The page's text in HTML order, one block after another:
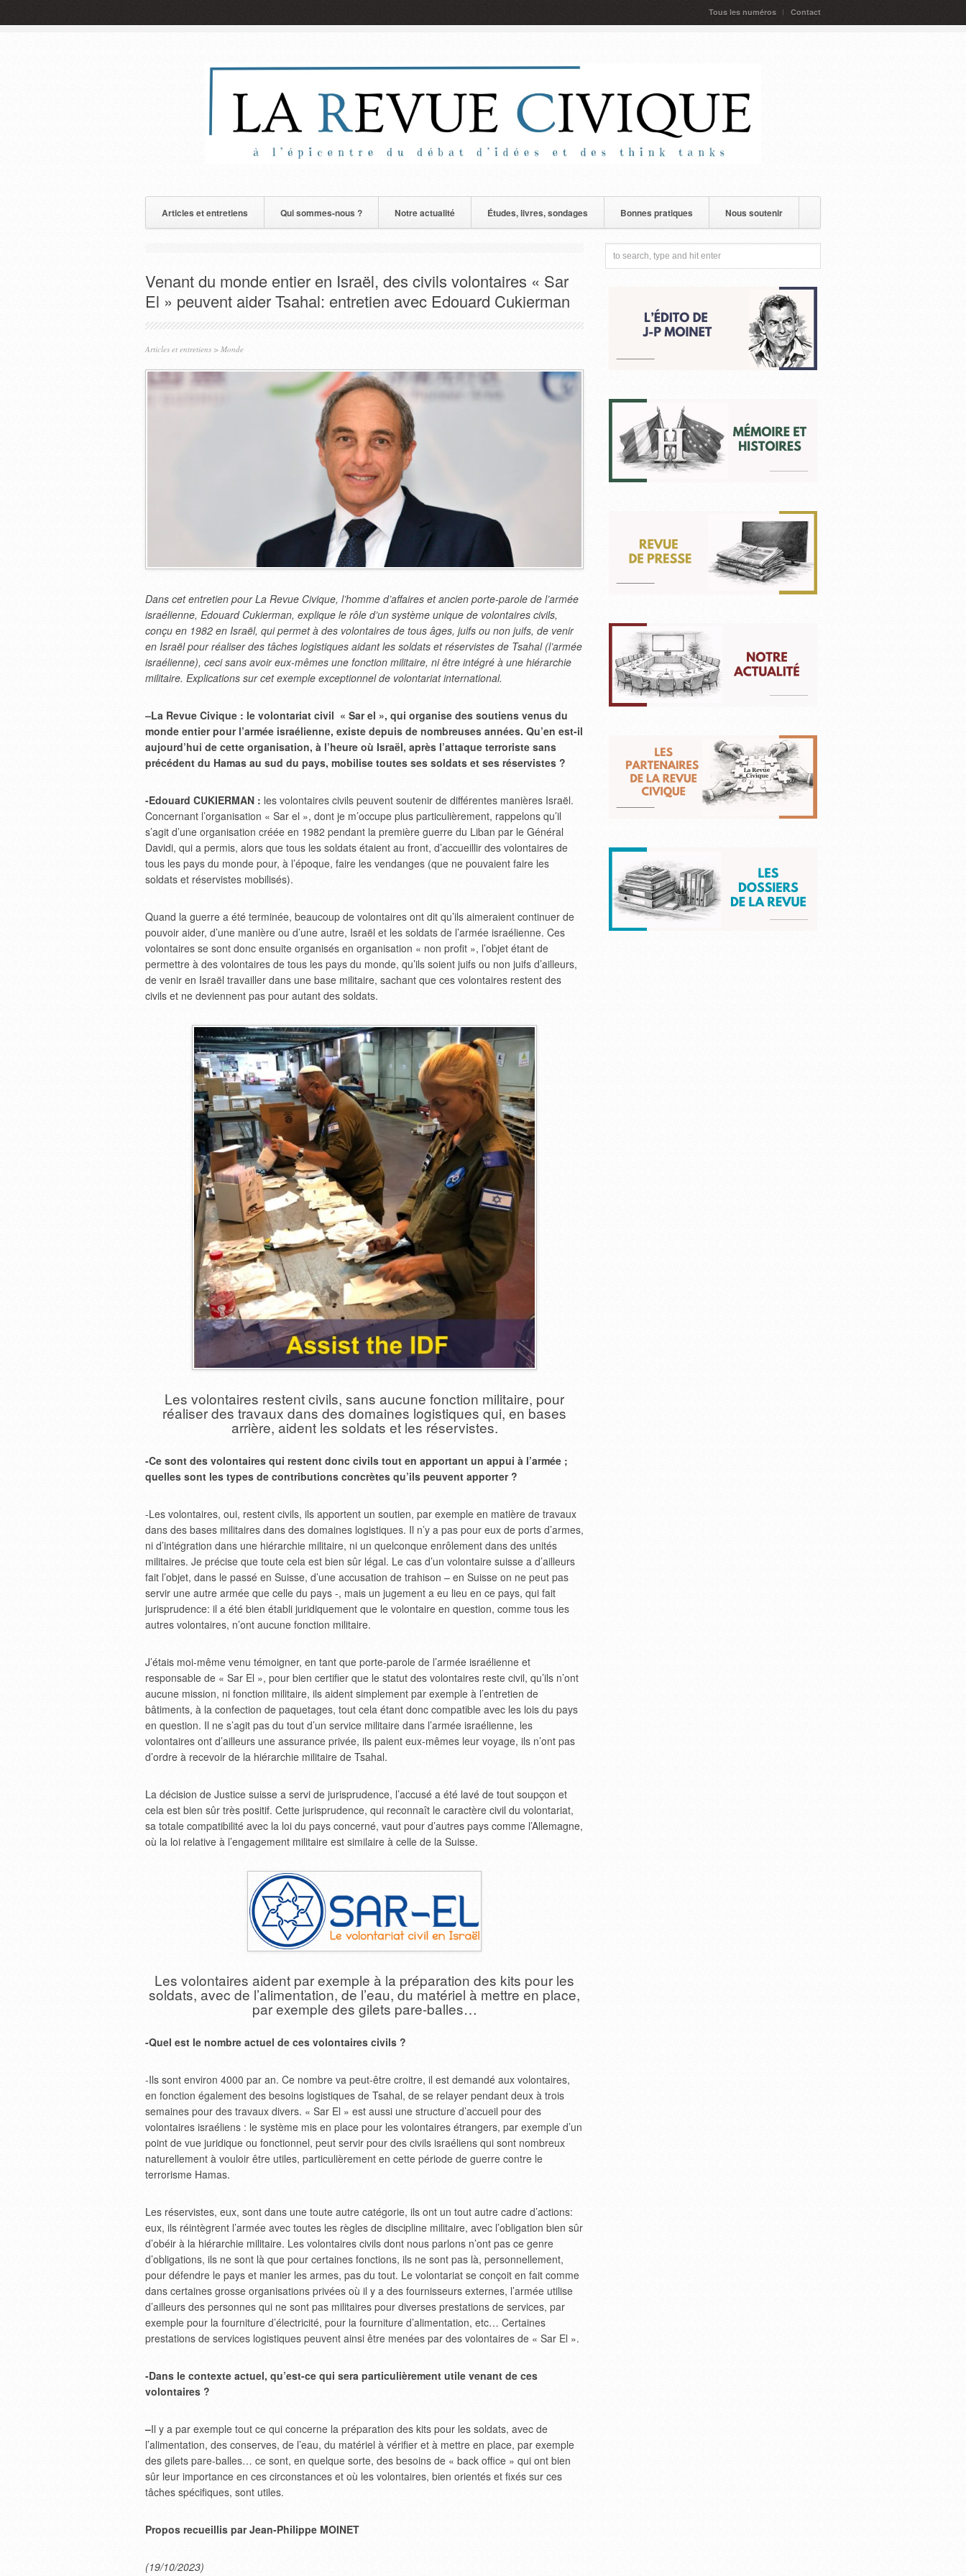
Tous les numéros Contact
Articles et entretiens Qui sommes-nous ? Notre actualité Études, livres, sondages Bonnes pratiques Nous soutenir
Venant du monde entier en Israël, des civils volontaires « Sar
El » peuvent aider Tsahal: entretien avec Edouard Cukierman
Articles et entretiens > Monde
Dans cet entretien pour La Revue Civique, l’homme d’affaires et ancien porte-parole de l’armée
israélienne, Edouard Cukierman, explique le rôle d’un système unique de volontaires civils,
conçu en 1982 en Israël, qui permet à des volontaires de tous âges, juifs ou non juifs, de venir
en Israël pour réaliser des tâches logistiques aidant les soldats et réservistes de Tsahal (l’armée
israélienne), ceci sans avoir eux-mêmes une fonction militaire, ni être intégré à une hiérarchie
militaire. Explications sur cet exemple exceptionnel de volontariat international.
–La Revue Civique : le volontariat civil « Sar el », qui organise des soutiens venus du
monde entier pour l’armée israélienne, existe depuis de nombreuses années. Qu’en est-il
aujourd’hui de cette organisation, à l’heure où Israël, après l’attaque terroriste sans
précédent du Hamas au sud du pays, mobilise toutes ses soldats et ses réservistes ?
-Edouard CUKIERMAN : les volontaires civils peuvent soutenir de différentes manières Israël.
Concernant l’organisation « Sar el », dont je m’occupe plus particulièrement, rappelons qu’il
s’agit d’une organisation créée en 1982 pendant la première guerre du Liban par le Général
Davidi, qui a permis, alors que tous les soldats étaient au front, d’accueillir des volontaires de
tous les pays du monde pour, à l’époque, faire les vendanges (que ne pouvaient faire les
soldats et réservistes mobilisés).
Quand la guerre a été terminée, beaucoup de volontaires ont dit qu’ils aimeraient continuer de
pouvoir aider, d’une manière ou d’une autre, Israël et les soldats de l’armée israélienne. Ces
volontaires se sont donc ensuite organisés en organisation « non profit », l’objet étant de
permettre à des volontaires de tous les pays du monde, qu’ils soient juifs ou non juifs d’ailleurs,
de venir en Israël travailler dans une base militaire, sachant que ces volontaires restent des
civils et ne deviennent pas pour autant des soldats.
Les volontaires restent civils, sans aucune fonction militaire, pour
réaliser des travaux dans des domaines logistiques qui, en bases
arrière, aident les soldats et les réservistes.
-Ce sont des volontaires qui restent donc civils tout en apportant un appui à l’armée ;
quelles sont les types de contributions concrètes qu’ils peuvent apporter ?
-Les volontaires, oui, restent civils, ils apportent un soutien, par exemple en matière de travaux
dans des bases militaires dans des domaines logistiques. Il n’y a pas pour eux de ports d’armes,
ni d’intégration dans une hiérarchie militaire, ni un quelconque enrôlement dans des unités
militaires. Je précise que toute cela est bien sûr légal. Le cas d’un volontaire suisse a d’ailleurs
fait l’objet, dans le passé en Suisse, d’une accusation de trahison – en Suisse on ne peut pas
servir une autre armée que celle du pays -, mais un jugement a eu lieu en ce pays, qui fait
jurisprudence: il a été bien établi juridiquement que le volontaire en question, comme tous les
autres volontaires, n’ont aucune fonction militaire.
J’étais moi-même venu témoigner, en tant que porte-parole de l’armée israélienne et
responsable de « Sar El », pour bien certifier que le statut des volontaires reste civil, qu’ils n’ont
aucune mission, ni fonction militaire, ils aident simplement par exemple à l’entretien de
bâtiments, à la confection de paquetages, tout cela étant donc compatible avec les lois du pays
en question. Il ne s’agit pas du tout d’un service militaire dans l’armée israélienne, les
volontaires ont d’ailleurs une assurance privée, ils paient eux-mêmes leur voyage, ils n’ont pas
d’ordre à recevoir de la hiérarchie militaire de Tsahal.
La décision de Justice suisse a servi de jurisprudence, l’accusé a été lavé de tout soupçon et
cela est bien sûr très positif. Cette jurisprudence, qui reconnaît le caractère civil du volontariat,
sa totale compatibilité avec la loi du pays concerné, vaut pour d’autres pays comme l’Allemagne,
où la loi relative à l’engagement militaire est similaire à celle de la Suisse.
Les volontaires aident par exemple à la préparation des kits pour les
soldats, avec de l’alimentation, de l’eau, du matériel à mettre en place,
par exemple des gilets pare-balles…
-Quel est le nombre actuel de ces volontaires civils ?
-Ils sont environ 4000 par an. Ce nombre va peut-être croitre, il est demandé aux volontaires,
en fonction également des besoins logistiques de Tsahal, de se relayer pendant deux à trois
semaines pour des travaux divers. « Sar El » est aussi une structure d’accueil pour des
volontaires israéliens : le système mis en place pour les volontaires étrangers, par exemple d’un
point de vue juridique ou fonctionnel, peut servir pour des civils israéliens qui sont nombreux
naturellement à vouloir être utiles, particulièrement en cette période de guerre contre le
terrorisme Hamas.
Les réservistes, eux, sont dans une toute autre catégorie, ils ont un tout autre cadre d’actions:
eux, ils réintègrent l’armée avec toutes les règles de discipline militaire, avec l’obligation bien sûr
d’obéir à la hiérarchie militaire. Les volontaires civils dont nous parlons n’ont pas ce genre
d’obligations, ils ne sont là que pour certaines fonctions, ils ne sont pas là, personnellement,
pour défendre le pays et manier les armes, pas du tout. Le volontariat se conçoit en fait comme
dans certaines grosse organisations privées où il y a des fournisseurs externes, l’armée utilise
d’ailleurs des personnes qui ne sont pas militaires pour diverses prestations de services, par
exemple pour la fourniture d’électricité, pour la fourniture d’alimentation, etc… Certaines
prestations de services logistiques peuvent ainsi être menées par des volontaires de « Sar El ».
-Dans le contexte actuel, qu’est-ce qui sera particulièrement utile venant de ces
volontaires ?
–Il y a par exemple tout ce qui concerne la préparation des kits pour les soldats, avec de
l’alimentation, des conserves, de l’eau, du matériel à vérifier et à mettre en place, par exemple
des gilets pare-balles… ce sont, en quelque sorte, des besoins de « back office » qui ont bien
sûr leur importance en ces circonstances et où les volontaires, bien orientés et fixés sur ces
tâches spécifiques, sont utiles.
Propos recueillis par Jean-Philippe MOINET
(19/10/2023)